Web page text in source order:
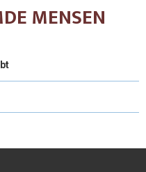
MENSEN